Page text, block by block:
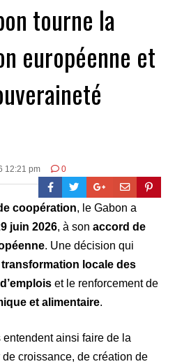
tourne la
européenne et
12:21 pm 0
coopération, le Gabon a
juin 2026, à son accord de
. Une décision qui
transformation locale des
et le renforcement de
et alimentaire.
ainsi faire de la
croissance, de création de